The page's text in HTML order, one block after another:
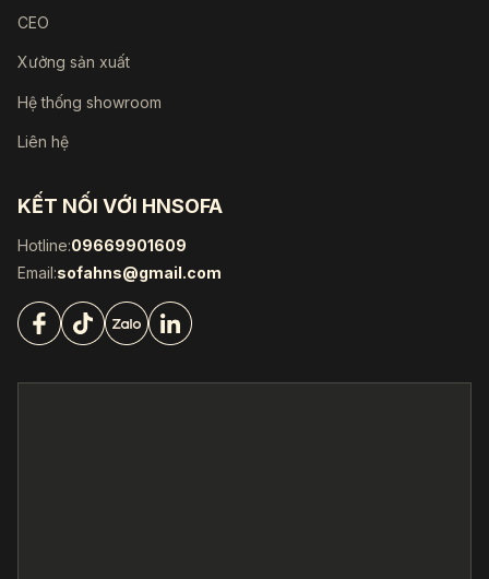
CEO
Xưởng sản xuất
Hệ thống showroom
Liên hệ
KẾT NỐI VỚI HNSOFA
Hotline:09669901609
Email:sofahns@gmail.com